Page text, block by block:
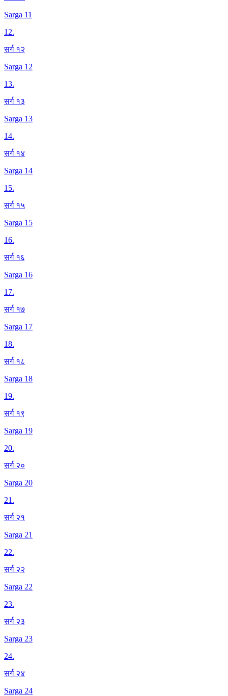
Sarga 11
12.
सर्ग १२
Sarga 12
13.
सर्ग १३
Sarga 13
14.
सर्ग १४
Sarga 14
15.
सर्ग १५
Sarga 15
16.
सर्ग १६
Sarga 16
17.
सर्ग १७
Sarga 17
18.
सर्ग १८
Sarga 18
19.
सर्ग १९
Sarga 19
20.
सर्ग २०
Sarga 20
21.
सर्ग २१
Sarga 21
22.
सर्ग २२
Sarga 22
23.
सर्ग २३
Sarga 23
24.
सर्ग २४
Sarga 24